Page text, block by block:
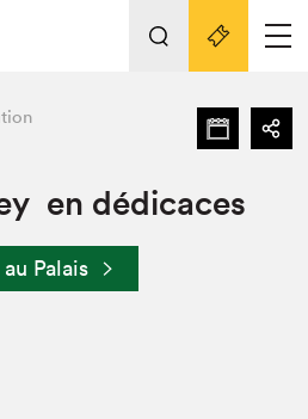
au Salon
Nos activités
ligne
en dédicaces
Palais